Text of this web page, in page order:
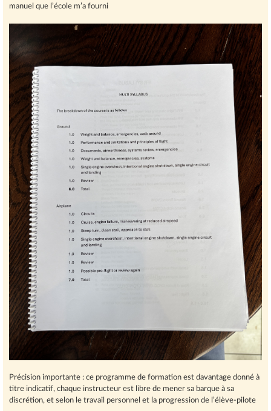
manuel que l’école m’a fourni
Précision importante : ce programme de formation est davantage donné à
titre indicatif, chaque instructeur est libre de mener sa barque à sa
discrétion, et selon le travail personnel et la progression de l’élève-pilote